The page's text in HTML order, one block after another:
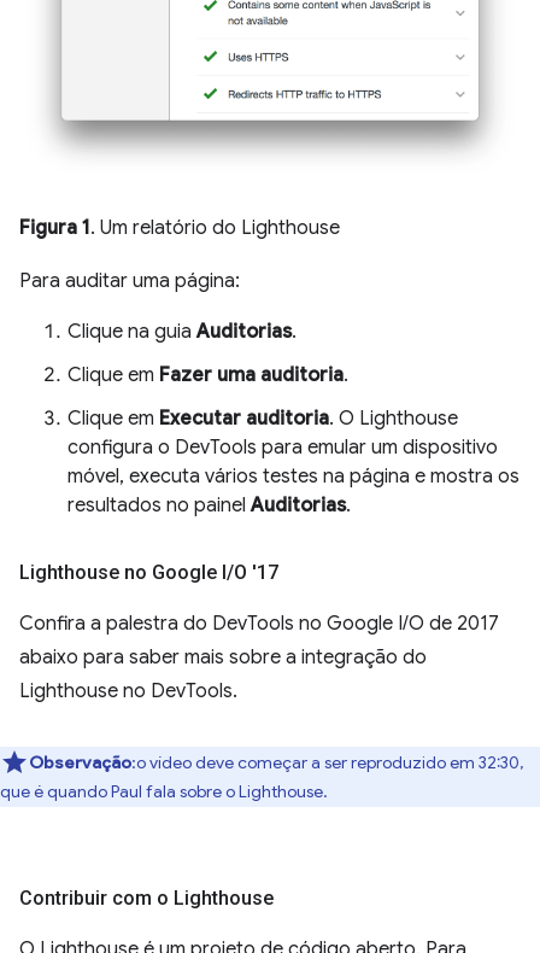
Figura 1. Um relatório do Lighthouse
Para auditar uma página:
Clique na guiaAuditorias.
Clique em Fazer uma auditoria.
Clique em Executar auditoria. O Lighthouse
configura o DevTools para emular um dispositivo
móvel, executa vários testes na página e mostra os
resultados no painelAuditorias.
Lighthouse no Google I/O '17
Confira a palestra do DevTools no Google I/O de 2017
abaixo para saber mais sobre a integração do
Lighthouse no DevTools.
Observação:o vídeo deve começar a ser reproduzido em 32:30,
que é quando Paul fala sobre o Lighthouse.
Contribuir com o Lighthouse